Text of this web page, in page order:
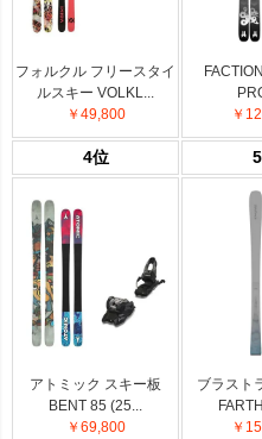
フォルクル フリースタイ
ルスキー VOLKL...
￥49,800
￥
4位
アトミック スキー板
BENT 85 (25...
￥69,800
ブラスト
￥